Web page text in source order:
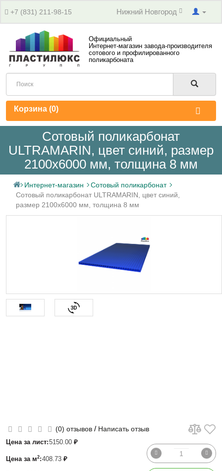
+7 (831) 211-98-15 Нижний Новгород
Официальный
Интернет-магазин завода-производителя
сотового и профилированного
поликарбоната
Корзина (0)
Сотовый поликарбонат
ULTRAMARIN, цвет синий, размер
2100x6000 мм, толщина 8 мм
Интернет-магазин
Сотовый поликарбонат
Сотовый поликарбонат ULTRAMARIN, цвет синий,
размер 2100x6000 мм, толщина 8 мм
(0) отзывов / Написать отзыв
Цена за лист:5150.00 ₽
Цена за м2:408.73 ₽